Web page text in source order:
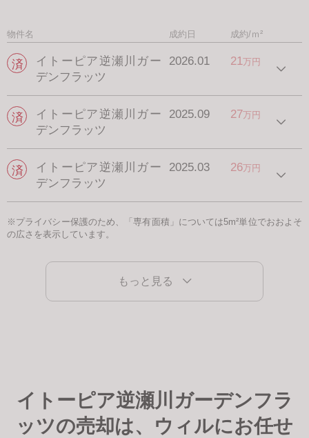
物件名 成約日 成約/ｍ²
イトーピア逆瀬川ガー
デンフラッツ
2026.01 21万円
イトーピア逆瀬川ガー
デンフラッツ
2025.09 27万円
イトーピア逆瀬川ガー
デンフラッツ
2025.03 26万円
※プライバシー保護のため、「専有面積」については5m²単位でおおよそ
の広さを表示しています。
もっと見る
イトーピア逆瀬川ガーデンフラ
ッツの売却は、ウィルにお任せ